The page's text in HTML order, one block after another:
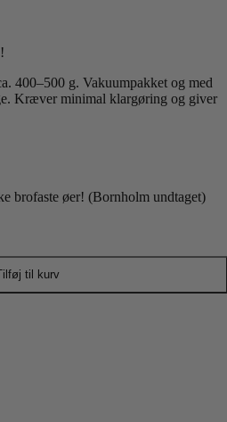
400–500 g. Vakuumpakket og med
Kræver minimal klargøring og giver
brofaste øer! (Bornholm undtaget)
til kurv